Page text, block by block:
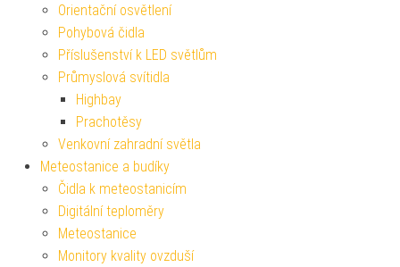
Orientační osvětlení
Pohybová čidla
Příslušenství k LED světlům
Průmyslová svítidla
Highbay
Prachotěsy
Venkovní zahradní světla
Meteostanice a budíky
Čidla k meteostanicím
Digitální teploměry
Meteostanice
Monitory kvality ovzduší